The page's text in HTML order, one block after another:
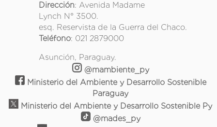
Dirección: Avenida Madame
Lynch N° 3500.
esq. Reservista de la Guerra del Chaco.
Teléfono: 021 2879000
Asunción, Paraguay.
@mambiente_py
Ministerio del Ambiente y Desarrollo Sostenible
Paraguay
Ministerio del Ambiente y Desarrollo Sostenible Py
@mades_py